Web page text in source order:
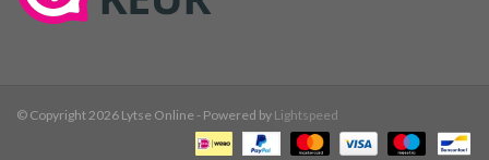
© Copyright 2026 Lytse Online - Powered by Lightspeed